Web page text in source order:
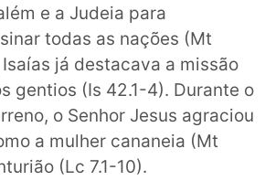
e a Judeia para
todas as nações (Mt
já destacava a missão
gentios (Is 42.1-4). Durante o
o Senhor Jesus agraciou
a mulher cananeia (Mt
(Lc 7.1-10).